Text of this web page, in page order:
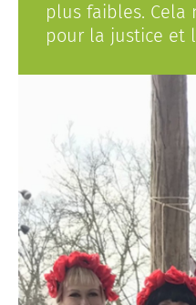
plus faibles. Cela
pour la justice et